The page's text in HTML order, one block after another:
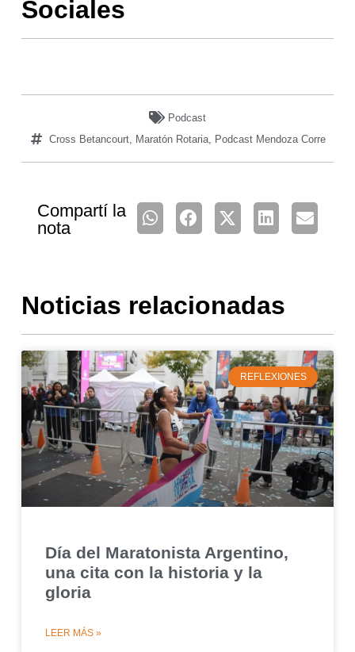
Sociales
Podcast
Cross Betancourt, Maratón Rotaria, Podcast Mendoza Corre
Compartí la
nota
Noticias relacionadas
REFLEXIONES
Día del Maratonista Argentino,
una cita con la historia y la
gloria
LEER MÁS »